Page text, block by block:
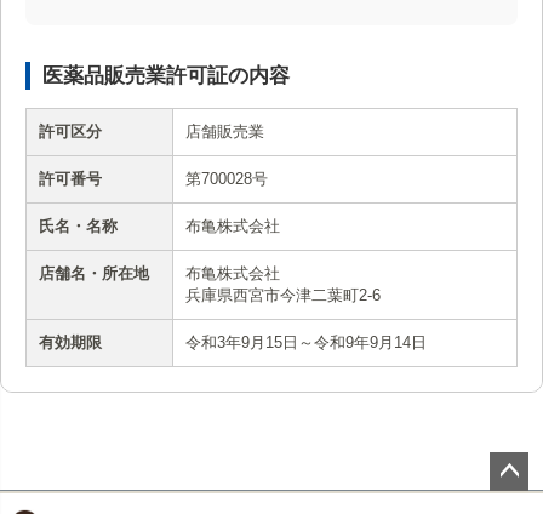
医薬品販売業許可証の内容
許可区分 店舗販売業
許可番号 第700028号
氏名・名称 布亀株式会社
店舗名・所在地
布亀株式会社
兵庫県西宮市今津二葉町2-6
有効期限 令和3年9月15日～令和9年9月14日